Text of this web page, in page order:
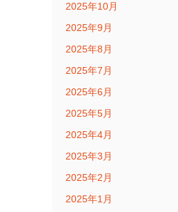
2025年10月
2025年9月
2025年8月
2025年7月
2025年6月
2025年5月
2025年4月
2025年3月
2025年2月
2025年1月